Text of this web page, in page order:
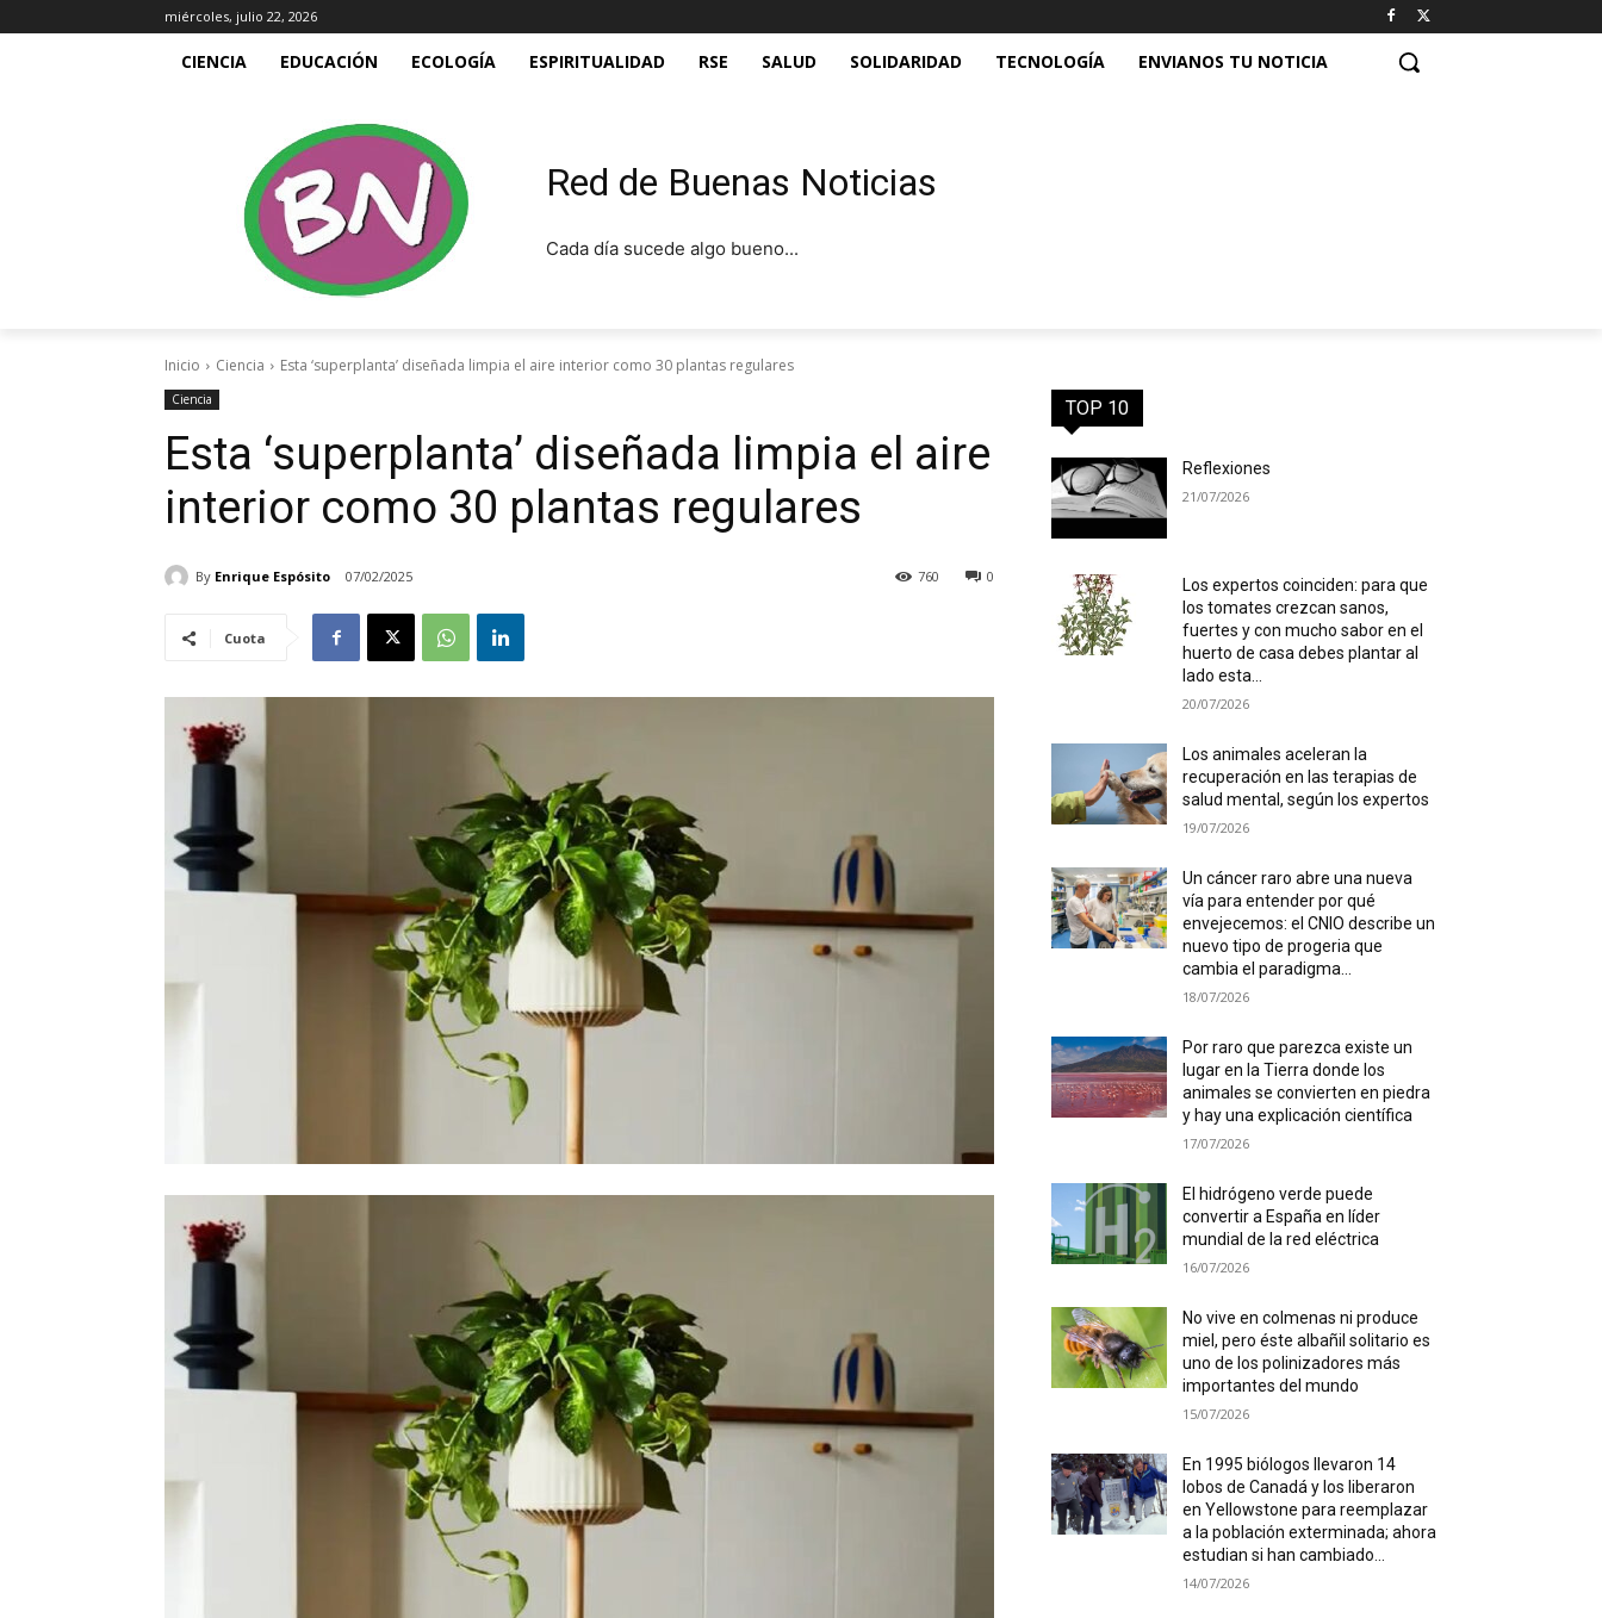
miércoles, julio 22, 2026
CIENCIA EDUCACIÓN ECOLOGÍA ESPIRITUALIDAD RSE SALUD SOLIDARIDAD TECNOLOGÍA ENVIANOS TU NOTICIA
Red de Buenas Noticias
Cada día sucede algo bueno...
Inicio Ciencia Esta ‘superplanta’ diseñada limpia el aire interior como 30 plantas regulares
Ciencia
Esta ‘superplanta’ diseñada limpia el aire
interior como 30 plantas regulares
By Enrique Espósito 07/02/2025 0
760
Cuota
TOP 10
Reflexiones
21/07/2026
Los expertos coinciden: para que
los tomates crezcan sanos,
fuertes y con mucho sabor en el
huerto de casa debes plantar al
lado esta...
20/07/2026
Los animales aceleran la
recuperación en las terapias de
salud mental, según los expertos
19/07/2026
Un cáncer raro abre una nueva
vía para entender por qué
envejecemos: el CNIO describe un
nuevo tipo de progeria que
cambia el paradigma...
18/07/2026
Por raro que parezca existe un
lugar en la Tierra donde los
animales se convierten en piedra
y hay una explicación científica
17/07/2026
El hidrógeno verde puede
convertir a España en líder
mundial de la red eléctrica
16/07/2026
No vive en colmenas ni produce
miel, pero éste albañil solitario es
uno de los polinizadores más
importantes del mundo
15/07/2026
En 1995 biólogos llevaron 14
lobos de Canadá y los liberaron
en Yellowstone para reemplazar
a la población exterminada; ahora
estudian si han cambiado...
14/07/2026